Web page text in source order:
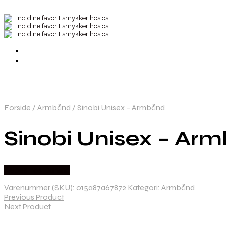
Forside / Armbånd / Sinobi Unisex – Armbånd
Sinobi Unisex –
Varenummer (SKU): 015a87a67872 Kategori: Armbånd
Previous Product
Next Product